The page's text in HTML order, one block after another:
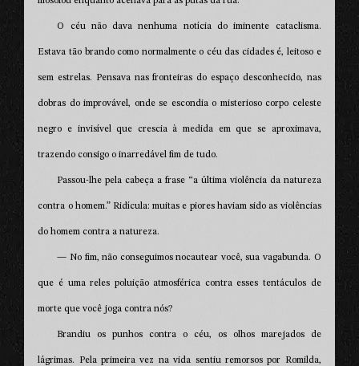
O céu não dava nenhuma notícia do iminente cataclisma.
Estava tão brando como normalmente o céu das cidades é, leitoso e
sem estrelas. Pensava nas fronteiras do espaço desconhecido, nas
dobras do improvável, onde se escondia o misterioso corpo celeste
negro e invisível que crescia à medida em que se aproximava,
trazendo consigo o inarredável fim de tudo.
Passou-lhe pela cabeça a frase “a última violência da natureza
contra o homem.” Ridícula: muitas e piores haviam sido as violências
do homem contra a natureza.
— No fim, não conseguimos nocautear você, sua vagabunda. O
que é uma reles poluição atmosférica contra esses tentáculos de
morte que você joga contra nós?
Brandiu os punhos contra o céu, os olhos marejados de
lágrimas. Pela primeira vez na vida sentiu remorsos por Romilda,